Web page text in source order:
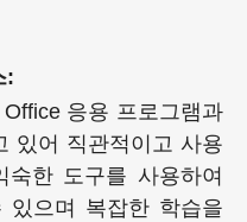
:
응용 프로그램과
있어 직관적이고 사용
한 도구를 사용하여
있으며 복잡한 학습을